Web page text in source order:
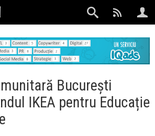
București
IKEA pentru Educație